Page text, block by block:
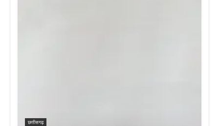
छत्तीसगढ़